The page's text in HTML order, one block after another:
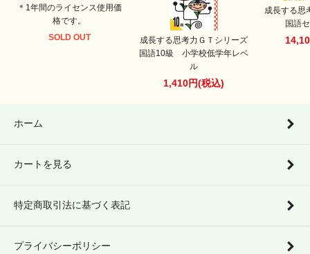
＊1年間のライセンス使用価
格です。
SOLD OUT
成長する思考力ＧＴシリーズ
国語10級 小学校低学年レベ
ル
1,410円(税込)
成長する思
国語
ホーム
カートを見る
特定商取引法に基づく表記
プライバシーポリシー